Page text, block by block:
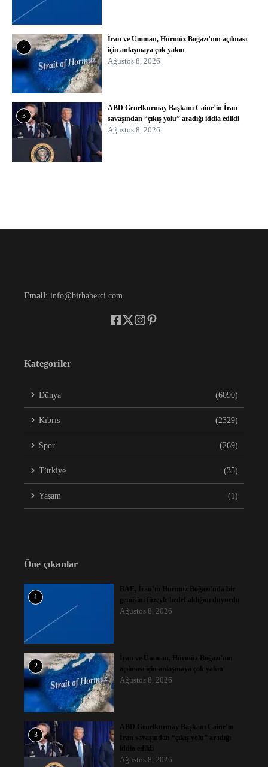
2
İran ve Umman, Hürmüz Boğazı’nın açılması
için anlaşmaya çok yakın
Ağustos 8, 2026
3
ABD Genelkurmay Başkanı Caine’in İran
savaşından “çıkış yolu” aradığı iddia edildi
Ağustos 8, 2026
Email: info@birhaberci.com
Kategoriler
Dünya (6090)
Kıbrıs (2329)
Spor (269)
Türkiye (35)
Yaşam (1)
Öne çıkanlar
1
BAE, İran’ın Hürmüz Boğazı’nda bir
gemisini füzeyle hedef aldığını duyurdu
Ağustos 8, 2026
2
İran ve Umman, Hürmüz Boğazı’nın
açılması için anlaşmaya çok yakın
Ağustos 8, 2026
3
ABD Genelkurmay Başkanı Caine’in
İran savaşından “çıkış yolu” aradığı
iddia edildi
Ağustos 8, 2026